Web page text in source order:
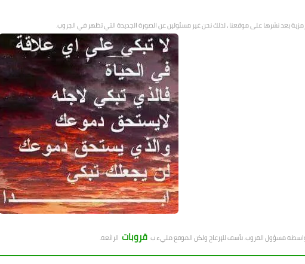
بعد نشرها على موقعنا ، لذلك نحن غير مسئولين عن الصورة الجديدة التي تظهر في الجروب.
بواسطة مسؤول القروب. نأسف للإزعاج ولكن الموقع مليء ب قروبات الرائعة.